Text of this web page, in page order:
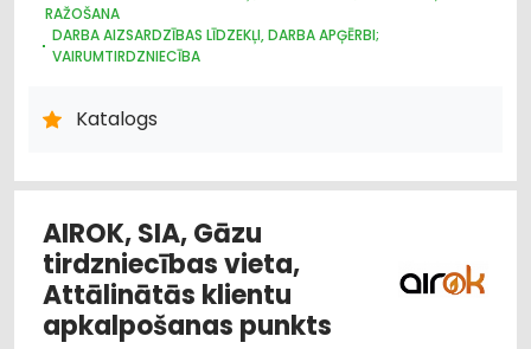
RAŽOŠANA
DARBA AIZSARDZĪBAS LĪDZEKĻI, DARBA APĢĒRBI;
VAIRUMTIRDZNIECĪBA
DARBA AIZSARDZĪBAS KONSULTĀCIJAS, DARBA DROŠĪBA
Katalogs
AIROK, SIA, Gāzu
tirdzniecības vieta,
Attālinātās klientu
apkalpošanas punkts